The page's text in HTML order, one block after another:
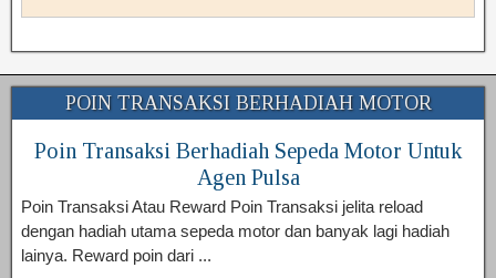
POIN TRANSAKSI BERHADIAH MOTOR
Poin Transaksi Berhadiah Sepeda Motor Untuk
Agen Pulsa
Poin Transaksi Atau Reward Poin Transaksi jelita reload
dengan hadiah utama sepeda motor dan banyak lagi hadiah
lainya. Reward poin dari ...